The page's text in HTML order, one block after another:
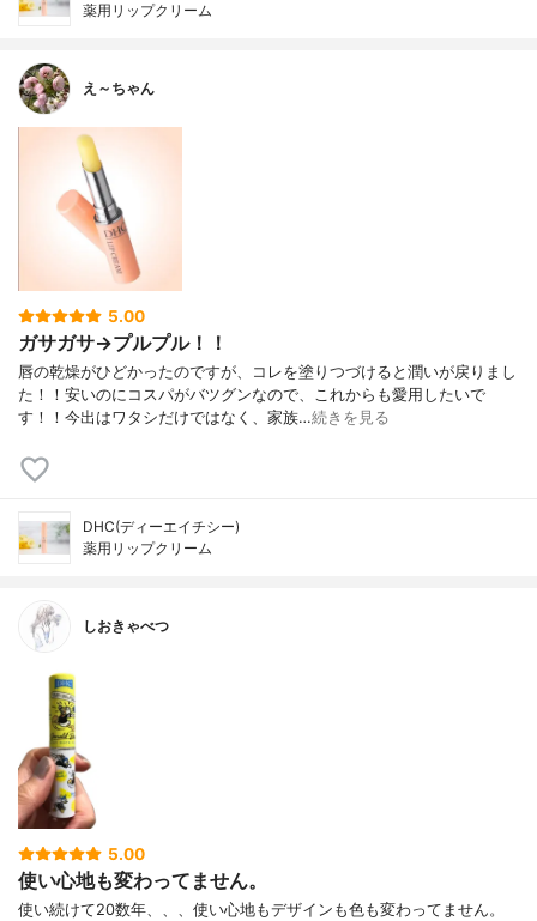
薬用リップクリーム
え～ちゃん
5.00
ガサガサ→プルプル！！
唇の乾燥がひどかったのですが、コレを塗りつづけると潤いが戻りまし
た！！安いのにコスパがバツグンなので、これからも愛用したいで
す！！今出はワタシだけではなく、家族…続きを見る
DHC(ディーエイチシー)
薬用リップクリーム
しおきゃべつ
5.00
使い心地も変わってません。
使い続けて20数年、、、使い心地もデザインも色も変わってません。